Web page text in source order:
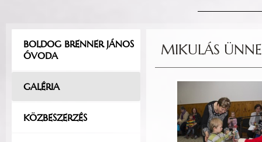
BOLDOG BRENNER JÁNOS
ÓVODA
GALÉRIA
KÖZBESZERZÉS
MIKULÁS